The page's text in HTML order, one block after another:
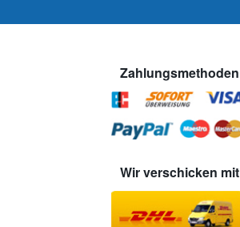
Zahlungsmethoden
Wir verschicken mit